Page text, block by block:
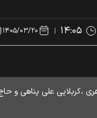
۱۴۰۵/۰۳/۲۰
،کربلایی علی پناهی و